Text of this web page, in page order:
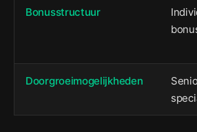
Bonusstructuur
Doorgroeimogelijkheden